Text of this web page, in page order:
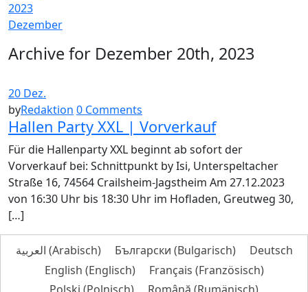
2023
Dezember
Archive for Dezember 20th, 2023
20 Dez.
byRedaktion 0 Comments
Hallen Party XXL | Vorverkauf
Für die Hallenparty XXL beginnt ab sofort der
Vorverkauf bei: Schnittpunkt by Isi, Unterspeltacher
Straße 16, 74564 Crailsheim-Jagstheim Am 27.12.2023
von 16:30 Uhr bis 18:30 Uhr im Hofladen, Greutweg 30,
[…]
العربية (Arabisch) Български (Bulgarisch)
Deutsch
English (Englisch) Français (Französisch)